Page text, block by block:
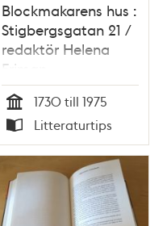
Blockmakarens hus :
Stigbergsgatan 21 /
redaktör Helena
Friman
Tid
1730 till 1975
Typ
Litteraturtips